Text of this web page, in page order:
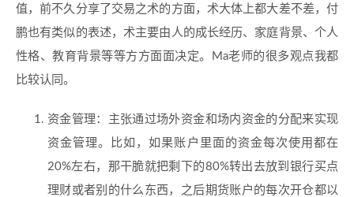
值，前不久分享了交易之术的方面，术大体上都大差不差，付
鹏也有类似的表述，术主要由人的成长经历、家庭背景、个人
性格、教育背景等等方方面面决定。Ma老师的很多观点我都
比较认同。
资金管理：主张通过场外资金和场内资金的分配来实现
资金管理。比如，如果账户里面的资金每次使用都在
20%左右，那干脆就把剩下的80%转出去放到银行买点
理财或者别的什么东西，之后期货账户的每次开仓都以